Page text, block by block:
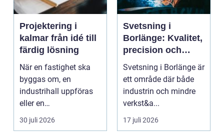
Projektering i
kalmar från idé till
färdig lösning
När en fastighet ska
byggas om, en
industrihall uppföras
eller en
lantbruksanläggning
moderniseras ä...
30 juli 2026
Svetsning i
Borlänge: Kvalitet,
precision och
hållbara
konstruktioner
Svetsning i Borlänge är
ett område där både
industrin och mindre
verkst&a...
17 juli 2026